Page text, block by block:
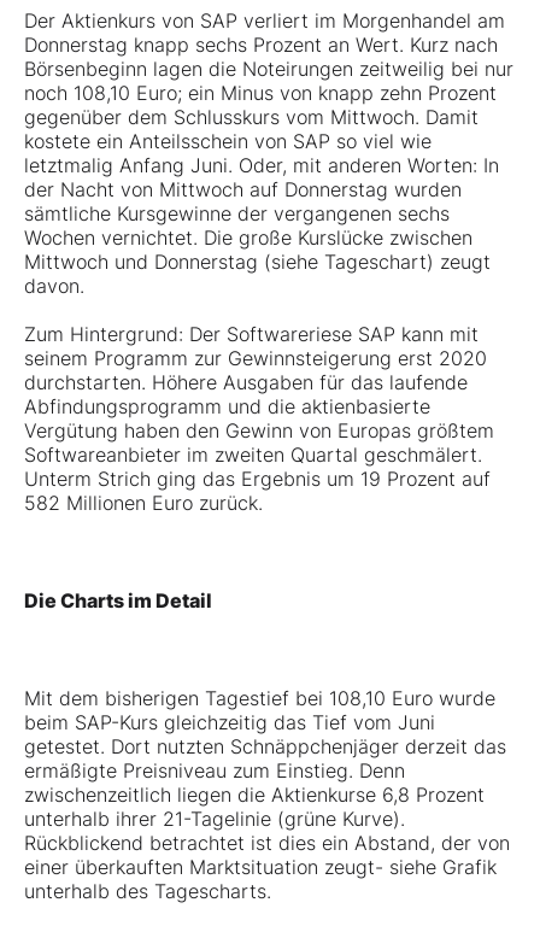
Der Aktienkurs von SAP verliert im Morgenhandel am
Donnerstag knapp sechs Prozent an Wert. Kurz nach
Börsenbeginn lagen die Noteirungen zeitweilig bei nur
noch 108,10 Euro; ein Minus von knapp zehn Prozent
gegenüber dem Schlusskurs vom Mittwoch. Damit
kostete ein Anteilsschein von SAP so viel wie
letztmalig Anfang Juni. Oder, mit anderen Worten: In
der Nacht von Mittwoch auf Donnerstag wurden
sämtliche Kursgewinne der vergangenen sechs
Wochen vernichtet. Die große Kurslücke zwischen
Mittwoch und Donnerstag (siehe Tageschart) zeugt
davon.
Zum Hintergrund: Der Softwareriese SAP kann mit
seinem Programm zur Gewinnsteigerung erst 2020
durchstarten. Höhere Ausgaben für das laufende
Abfindungsprogramm und die aktienbasierte
Vergütung haben den Gewinn von Europas größtem
Softwareanbieter im zweiten Quartal geschmälert.
Unterm Strich ging das Ergebnis um 19 Prozent auf
582 Millionen Euro zurück.
Die Charts im Detail
Mit dem bisherigen Tagestief bei 108,10 Euro wurde
beim SAP-Kurs gleichzeitig das Tief vom Juni
getestet. Dort nutzten Schnäppchenjäger derzeit das
ermäßigte Preisniveau zum Einstieg. Denn
zwischenzeitlich liegen die Aktienkurse 6,8 Prozent
unterhalb ihrer 21-Tagelinie (grüne Kurve).
Rückblickend betrachtet ist dies ein Abstand, der von
einer überkauften Marktsituation zeugt- siehe Grafik
unterhalb des Tagescharts.